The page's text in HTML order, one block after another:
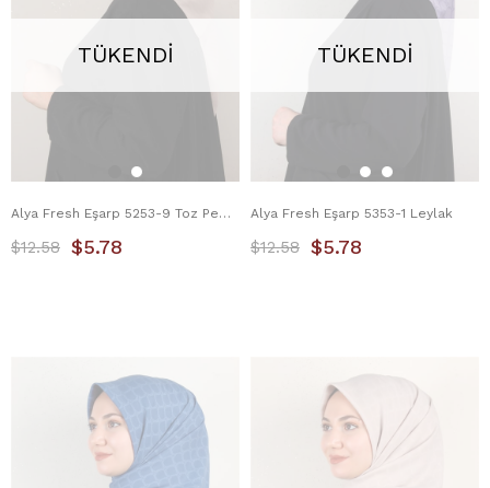
TÜKENDI
Alya Fresh Eşarp 5253-9 Toz Pembe
$5.78
$12.58
TÜKENDI
Alya Fresh Eşarp 5353-1 Leylak
$5.78
$12.58